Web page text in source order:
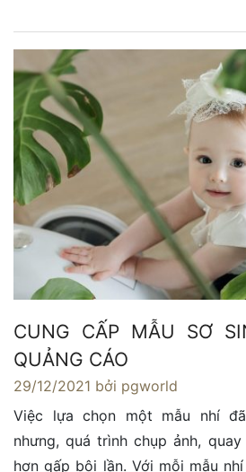
CUNG CẤP MẪU SƠ
QUẢNG CÁO
29/12/2021 bởi pgworld
Việc lựa chọn một mẫu nhí
nhưng, quá trình chụp ảnh,
hơn gấp bội lần. Với mỗi mẫu